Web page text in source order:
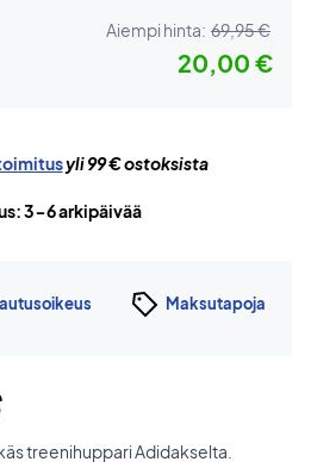
Aiempi hinta: 69,95 €
20,00 €
yli 99 € ostoksista
3-6 arkipäivää
Maksutapoja
treenihuppari Adidakselta.